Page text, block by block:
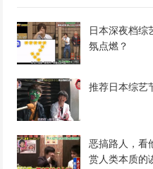
日本深夜档综
氛点燃？
推荐日本综艺
恶搞路人，看
赏人类本质的